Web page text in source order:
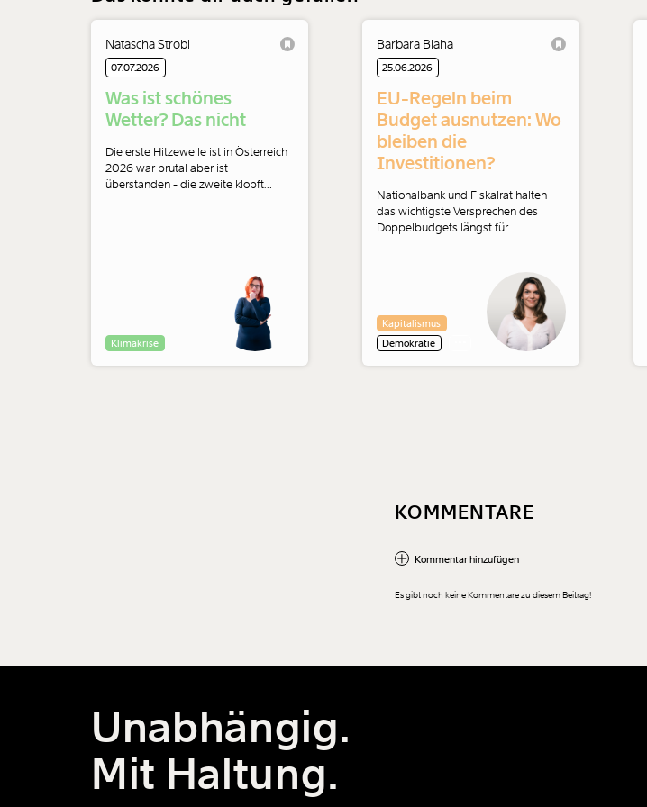
Natascha Strobl
07.07.2026
Was ist schönes
Wetter? Das nicht
Die erste Hitzewelle ist in Österreich
2026 war brutal aber ist
überstanden - die zweite klopft
Klimakrise
Barbara Blaha
25.06.2026
EU-Regeln beim
Budget ausnutzen: Wo
bleiben die
Investitionen?
Nationalbank und Fiskalrat halten
das wichtigste Versprechen des
Doppelbudgets längst für
Energieimporte und künftige Kosten
senken. Brüssel öffnete dafür jüngst
einen Spielraum von gut drei
Milliarden Euro. Barbara Blaha
Kapitalismus
Demokratie
KOMMENTARE
Kommentar hinzufügen
Es gibt noch keine Kommentare zu diesem Beitrag!
Unabhängig.
Mit Haltung.